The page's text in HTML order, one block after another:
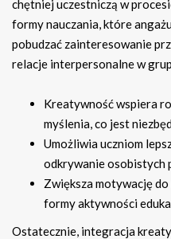
chętniej uczestniczą w
formy nauczania, które
pobudzać zainteresowanie
relacje interpersonalne w
Kreatywność wspiera
myślenia, co jest
Umożliwia uczniom
odkrywanie osobistych
Zwiększa motywację
formy aktywności
Ostatecznie, integracja